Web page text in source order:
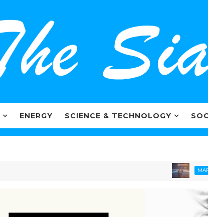
ENERGY SCIENCE & TECHNOLOGY
MARKETING ไ